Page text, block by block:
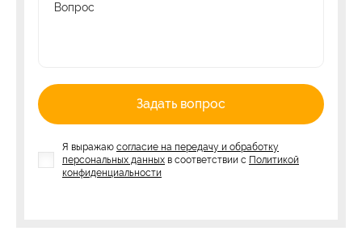
Вопрос
Задать вопрос
Я выражаю согласие на передачу и обработку
персональных данных в соответствии с Политикой
конфиденциальности